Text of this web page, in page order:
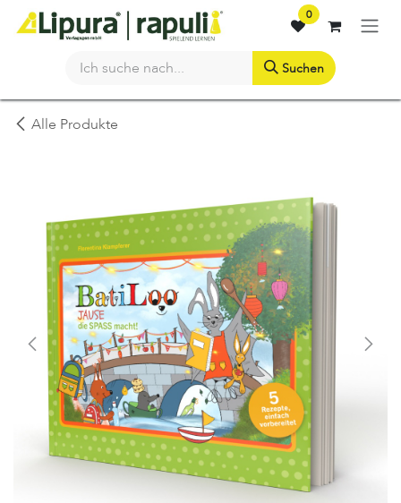
Zum Inhalt springen 0
Suchen
Alle Produkte